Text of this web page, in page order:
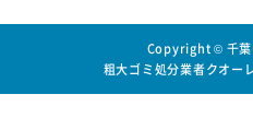
Copyright © 千
粗大ゴミ処分業者クオー